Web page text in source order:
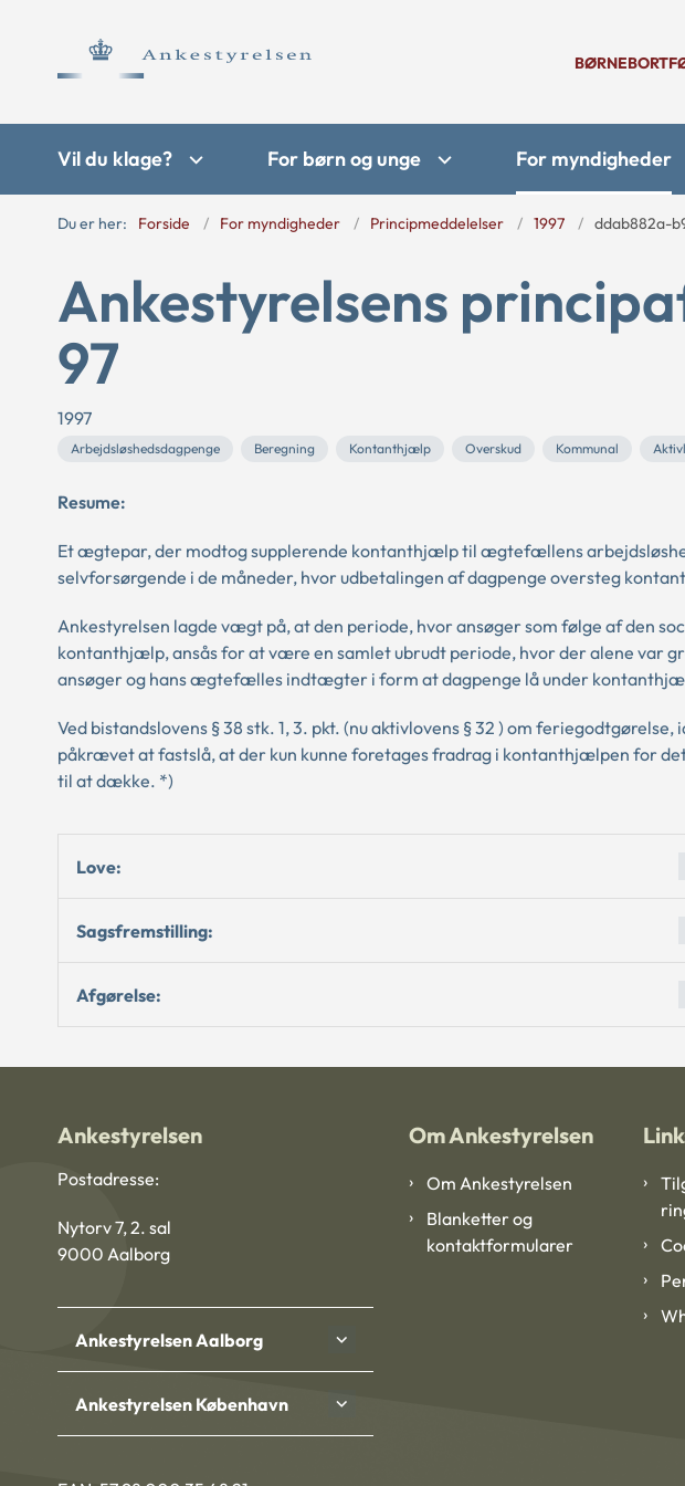
Vil du klage? For børn og unge For myndigheder
Du er her: Forside For myndigheder Principmeddelelser 1997 ddab882a-
Ankestyrelsens
97
1997
Arbejdsløshedsdagpenge Beregning Kontanthjælp Overskud Kommunal
Resume:
Et ægtepar, der modtog supplerende kontanthjælp til ægtefællens
selvforsørgende i de måneder, hvor udbetalingen af dagpenge oversteg
Ankestyrelsen lagde vægt på, at den periode, hvor ansøger som følge af den
kontanthjælp, ansås for at være en samlet ubrudt periode, hvor der alene var
ansøger og hans ægtefælles indtægter i form at dagpenge lå under
Ved bistandslovens § 38 stk. 1, 3. pkt. (nu aktivlovens § 32 ) om
påkrævet at fastslå, at der kun kunne foretages fradrag i kontanthjælpen for
til at dække. *)
Love:
Sagsfremstilling:
Afgørelse:
Ankestyrelsen
Postadresse:
Nytorv 7, 2. sal
9000 Aalborg
Ankestyrelsen Aalborg
Ankestyrelsen København
Om Ankestyrelsen
Om Ankestyrelsen
Blanketter og
kontaktformularer